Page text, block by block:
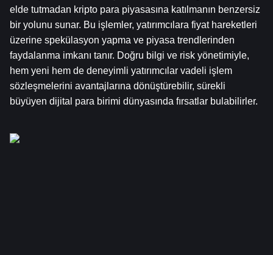
elde tutmadan kripto para piyasasına katılmanın benzersiz
bir yolunu sunar. Bu işlemler, yatırımcılara fiyat hareketleri
üzerine spekülasyon yapma ve piyasa trendlerinden
faydalanma imkanı tanır. Doğru bilgi ve risk yönetimiyle,
hem yeni hem de deneyimli yatırımcılar vadeli işlem
sözleşmelerini avantajlarına dönüştürebilir, sürekli
büyüyen dijital para birimi dünyasında fırsatlar bulabilirler.